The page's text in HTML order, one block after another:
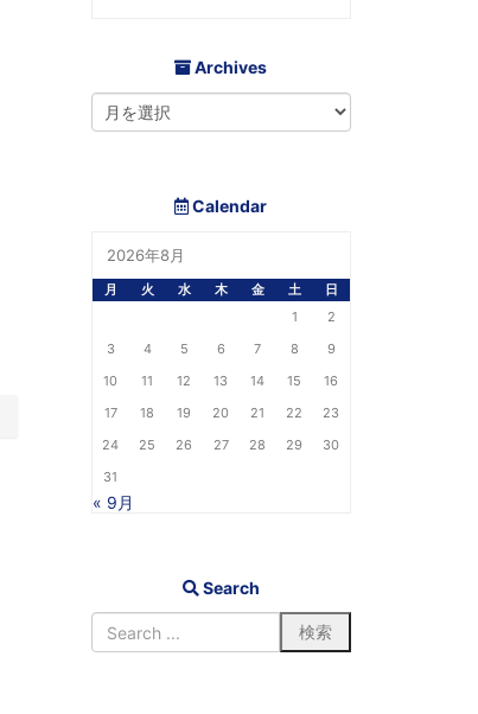
Archives
Calendar
2026年8月
月 火 水 木 金 土
日
1
2
3
4 5 6 7 8
9
10
11 12 13 14 15
16
17
18 19 20 21 22
23
24
25 26 27 28 29
30
31
« 9月
Search